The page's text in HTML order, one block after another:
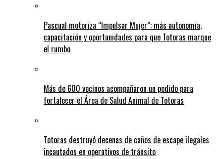
Pascual motoriza “Impulsar Mujer”: más autonomía,
capacitación y oportunidades para que Totoras marque
el rumbo
Más de 600 vecinos acompañaron un pedido para
fortalecer el Área de Salud Animal de Totoras
Totoras destruyó decenas de caños de escape ilegales
incautados en operativos de tránsito